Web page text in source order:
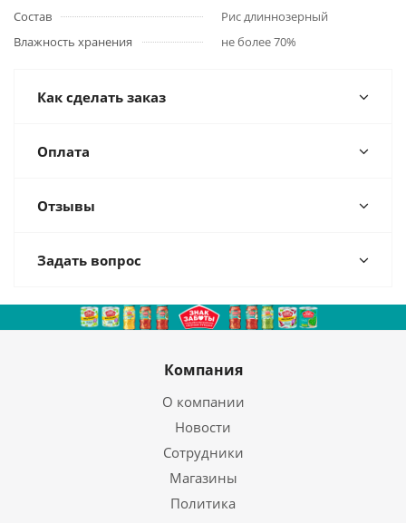
Состав
Рис длиннозерный
Влажность хранения
не более 70%
Как сделать заказ
Оплата
Отзывы
Задать вопрос
Компания
О компании
Новости
Сотрудники
Магазины
Политика